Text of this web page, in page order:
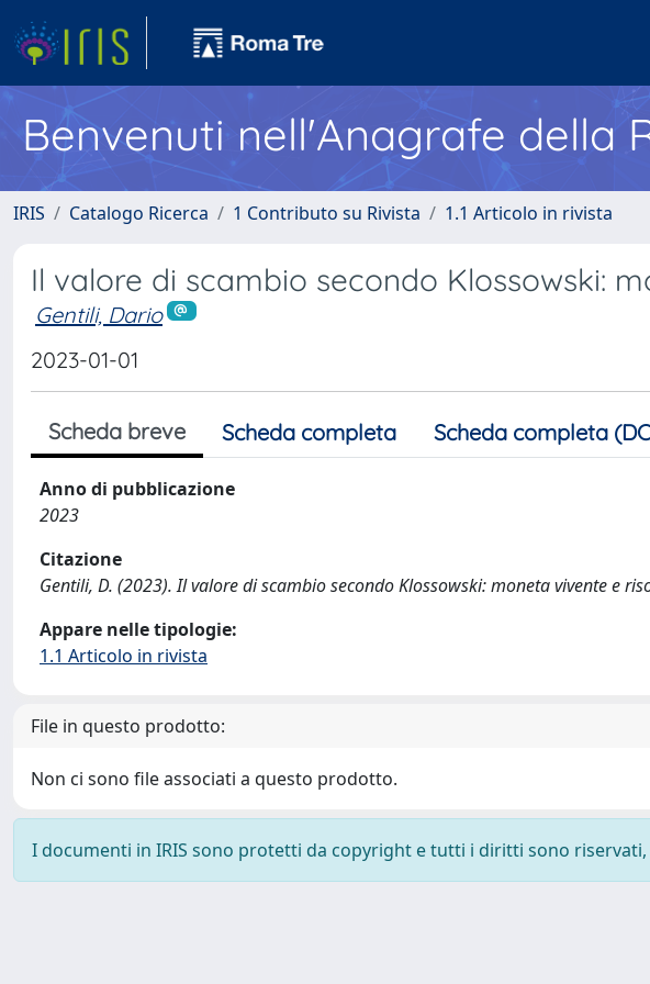
Benvenuti nell'Anagrafe della
IRIS Catalogo Ricerca 1 Contributo su Rivista 1.1 Articolo in rivista
Il valore di scambio secondo Klossowski:
Gentili, Dario
2023-01-01
Scheda breve Scheda completa Scheda completa
Anno di pubblicazione
2023
Citazione
Gentili, D. (2023). Il valore di scambio secondo Klossowski: moneta vivente e
Appare nelle tipologie:
1.1 Articolo in rivista
File in questo prodotto:
Non ci sono file associati a questo prodotto.
I documenti in IRIS sono protetti da copyright e tutti i diritti sono riservati,